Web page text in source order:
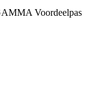
Voordeelpas